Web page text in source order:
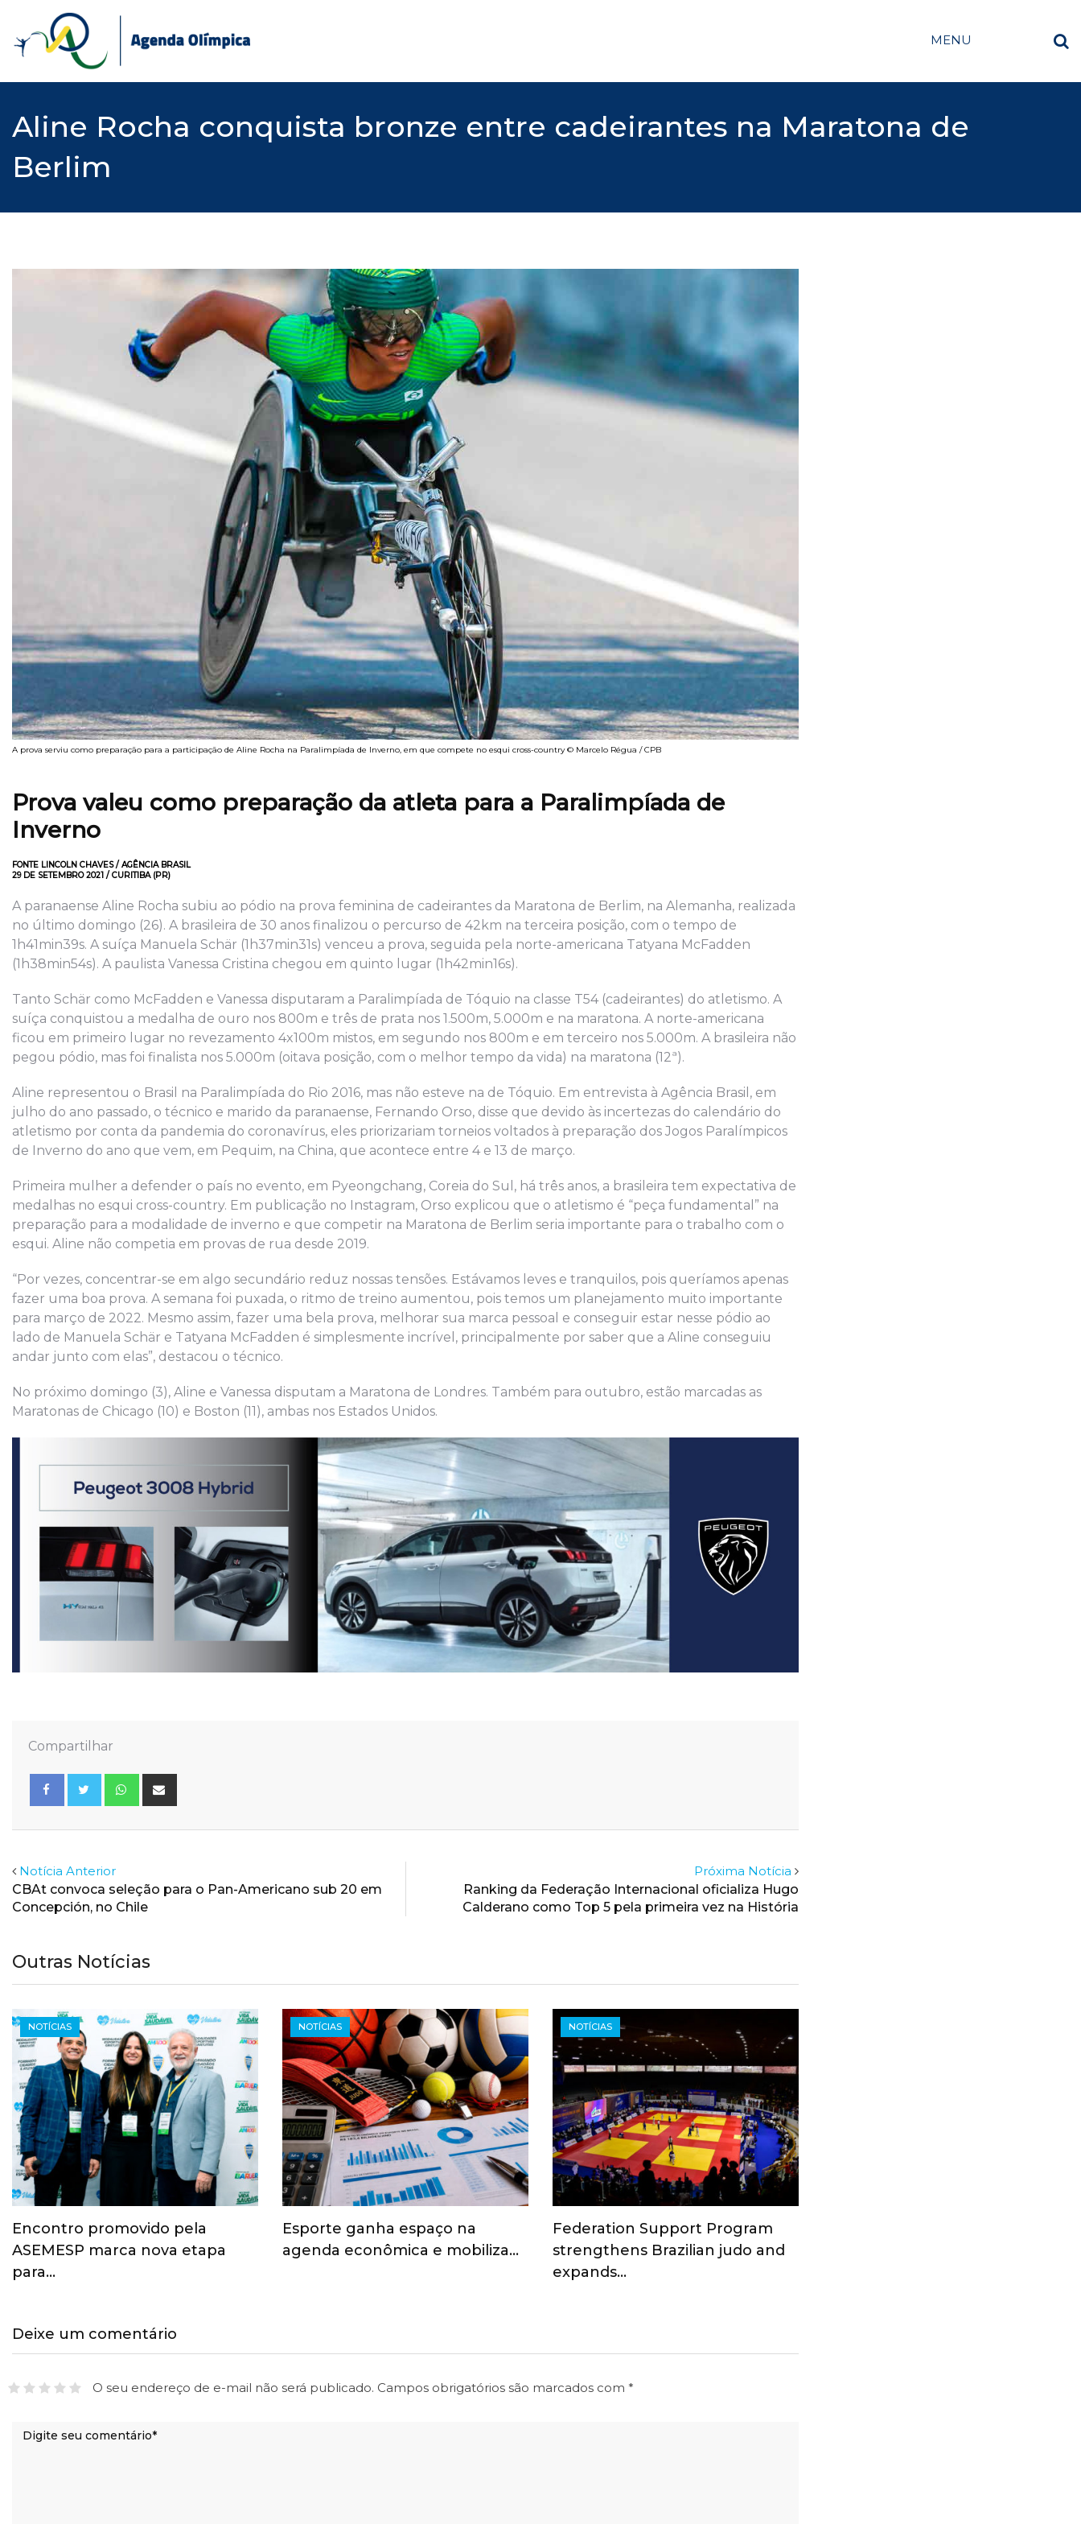
content
MENU
Aline Rocha conquista bronze entre cadeirantes na Maratona de
Berlim
A prova serviu como preparação para a participação de Aline Rocha na Paralimpíada de Inverno, em que compete no esqui cross-country © Marcelo Régua / CPB
Prova valeu como preparação da atleta para a Paralimpíada de
Inverno
FONTE LINCOLN CHAVES / AGÊNCIA BRASIL
29 DE SETEMBRO 2021 / CURITIBA (PR)
A paranaense Aline Rocha subiu ao pódio na prova feminina de cadeirantes da Maratona de Berlim, na Alemanha, realizada
no último domingo (26). A brasileira de 30 anos finalizou o percurso de 42km na terceira posição, com o tempo de
1h41min39s. A suíça Manuela Schär (1h37min31s) venceu a prova, seguida pela norte-americana Tatyana McFadden
(1h38min54s). A paulista Vanessa Cristina chegou em quinto lugar (1h42min16s).
Tanto Schär como McFadden e Vanessa disputaram a Paralimpíada de Tóquio na classe T54 (cadeirantes) do atletismo. A
suíça conquistou a medalha de ouro nos 800m e três de prata nos 1.500m, 5.000m e na maratona. A norte-americana
ficou em primeiro lugar no revezamento 4x100m mistos, em segundo nos 800m e em terceiro nos 5.000m. A brasileira não
pegou pódio, mas foi finalista nos 5.000m (oitava posição, com o melhor tempo da vida) na maratona (12ª).
Aline representou o Brasil na Paralimpíada do Rio 2016, mas não esteve na de Tóquio. Em entrevista à Agência Brasil, em
julho do ano passado, o técnico e marido da paranaense, Fernando Orso, disse que devido às incertezas do calendário do
atletismo por conta da pandemia do coronavírus, eles priorizariam torneios voltados à preparação dos Jogos Paralímpicos
de Inverno do ano que vem, em Pequim, na China, que acontece entre 4 e 13 de março.
Primeira mulher a defender o país no evento, em Pyeongchang, Coreia do Sul, há três anos, a brasileira tem expectativa de
medalhas no esqui cross-country. Em publicação no Instagram, Orso explicou que o atletismo é “peça fundamental” na
preparação para a modalidade de inverno e que competir na Maratona de Berlim seria importante para o trabalho com o
esqui. Aline não competia em provas de rua desde 2019.
“Por vezes, concentrar-se em algo secundário reduz nossas tensões. Estávamos leves e tranquilos, pois queríamos apenas
fazer uma boa prova. A semana foi puxada, o ritmo de treino aumentou, pois temos um planejamento muito importante
para março de 2022. Mesmo assim, fazer uma bela prova, melhorar sua marca pessoal e conseguir estar nesse pódio ao
lado de Manuela Schär e Tatyana McFadden é simplesmente incrível, principalmente por saber que a Aline conseguiu
andar junto com elas”, destacou o técnico.
No próximo domingo (3), Aline e Vanessa disputam a Maratona de Londres. Também para outubro, estão marcadas as
Maratonas de Chicago (10) e Boston (11), ambas nos Estados Unidos.
Compartilhar
Whatsapp
Notícia Anterior
CBAt convoca seleção para o Pan-Americano sub 20 em
Concepción, no Chile
Próxima Notícia
Ranking da Federação Internacional oficializa Hugo
Calderano como Top 5 pela primeira vez na História
Outras Notícias
NOTÍCIAS
Encontro promovido pela
ASEMESP marca nova etapa
para…
NOTÍCIAS
Esporte ganha espaço na
agenda econômica e mobiliza…
NOTÍCIAS
Federation Support Program
strengthens Brazilian judo and
expands…
Deixe um comentário
O seu endereço de e-mail não será publicado. Campos obrigatórios são marcados com *